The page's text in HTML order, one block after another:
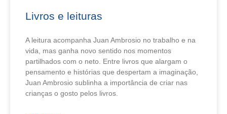
Livros e leituras
A leitura acompanha Juan Ambrosio no trabalho e na
vida, mas ganha novo sentido nos momentos
partilhados com o neto. Entre livros que alargam o
pensamento e histórias que despertam a imaginação,
Juan Ambrosio sublinha a importância de criar nas
crianças o gosto pelos livros.